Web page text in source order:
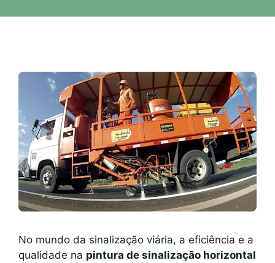
No mundo da sinalização viária, a eficiência e a
qualidade na pintura de sinalização horizontal